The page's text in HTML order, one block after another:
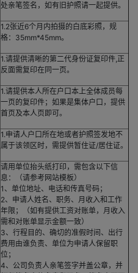
处亲笔签名，如有旧护照请一起提供。
1.2张近6个月内拍摄的白底彩照，规
格：35mm*45mm。
1.请提供清晰的第二代身份证复印件,正
反面需复印在同一页。
1.请提供本人所在户口本上全体成员每
一页的复印件；如果是集体户口，提供
首页及本人页即可。
1.申请人户口所在地或者护照签发地不
属于该领区时，需提供暂住证/居住证。
请用单位抬头纸打印，需包含以下信
息：（请参考网站模板）
1、单位地址、电话和传真号码；
2、申请人姓名、职务、月收入和工作
年限；（如有提供工资对账单，月收入
需和对账单显示金额一致）
3、行程目的、确切的准假时间、出行
费用由谁负责、单位为申请人保留职
位；
4、公司负责人亲笔签字并盖公章，并